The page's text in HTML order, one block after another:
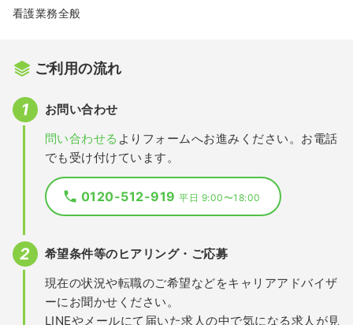
看護業務全般
ご利用の流れ
お問い合わせ
問い合わせる よりフォームへお進みください。お電話
でも受け付けています。
0120-512-919平日 9:00〜18:00
希望条件等のヒアリング・ご応募
現在の状況や転職のご希望などをキャリアアドバイザ
ーにお聞かせください。
LINEやメールにて届いた求人の中で気になる求人が見